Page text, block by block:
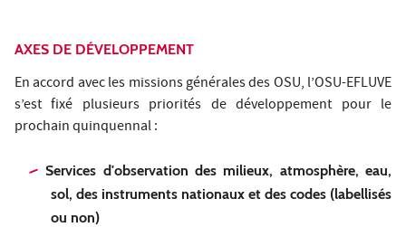
AXES DE DÉVELOPPEMENT
En accord avec les missions générales des OSU, l’OSU-EFLUVE
s’est fixé plusieurs priorités de développement pour le
prochain quinquennal :
Services d'observation des milieux, atmosphère, eau,
sol, des instruments nationaux et des codes (labellisés
ou non)